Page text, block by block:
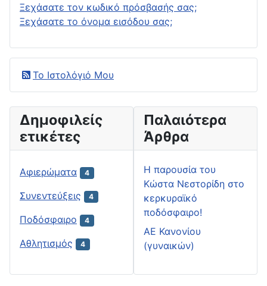
Ξεχάσατε τον κωδικό πρόσβασής σας;
Ξεχάσατε το όνομα εισόδου σας;
Το Ιστολόγιό Μου
Δημοφιλείς
ετικέτες
Αφιερώματα 4
Συνεντεύξεις 4
Ποδόσφαιρο 4
Αθλητισμός 4
Παλαιότερα
Άρθρα
H παρουσία του
Κώστα Νεστορίδη στο
κερκυραϊκό
ποδόσφαιρο!
ΑΕ Κανονίου
(γυναικών)